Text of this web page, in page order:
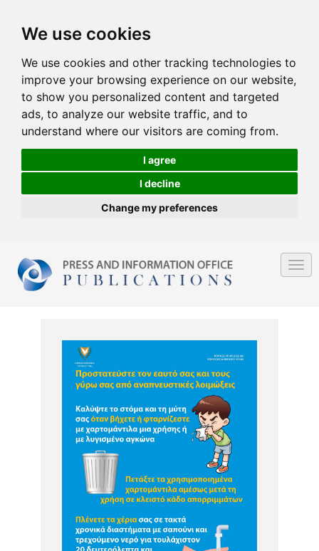
We use cookies
We use cookies and other tracking technologies to
improve your browsing experience on our website,
to show you personalized content and targeted
ads, to analyze our website traffic, and to
understand where our visitors are coming from.
I agree
I decline
Change my preferences